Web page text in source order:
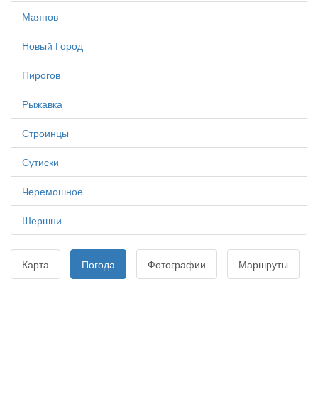
Маянов
Новый Город
Пирогов
Рыжавка
Строинцы
Сутиски
Черемошное
Шершни
Карта Погода Фотографии Маршруты